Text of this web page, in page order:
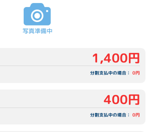
1,400円
分割支払中の場合：0円
400円
分割支払中の場合：0円